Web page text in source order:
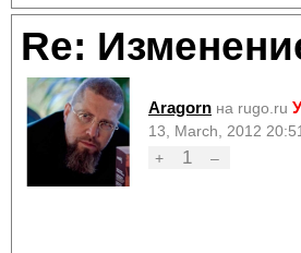
Re:
Aragorn на rugo.ru
13, March, 2012
+
1 –